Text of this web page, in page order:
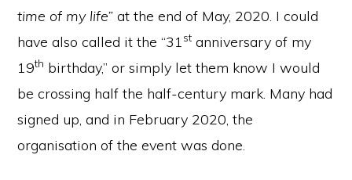
time of my life” at the end of May, 2020. I could
have also called it the “31st anniversary of my
19th birthday,” or simply let them know I would
be crossing half the half-century mark. Many had
signed up, and in February 2020, the
organisation of the event was done.